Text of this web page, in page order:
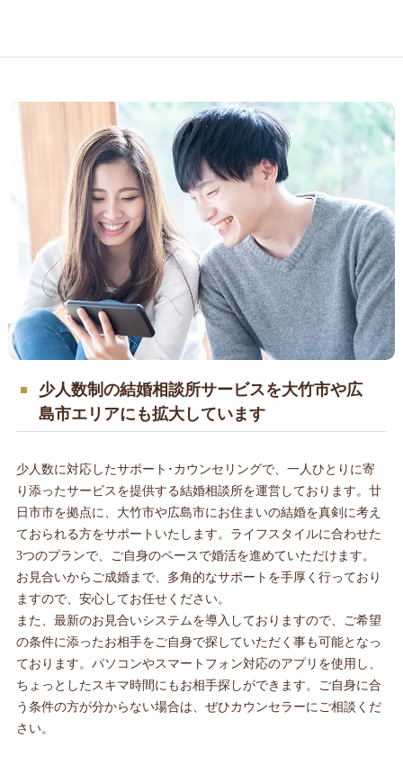
少人数制の結婚相談所サービスを大竹市や広
島市エリアにも拡大しています
少人数に対応したサポート･カウンセリングで、一人ひとりに寄
り添ったサービスを提供する結婚相談所を運営しております。廿
日市市を拠点に、大竹市や広島市にお住まいの結婚を真剣に考え
ておられる方をサポートいたします。ライフスタイルに合わせた
3つのプランで、ご自身のペースで婚活を進めていただけます。
お見合いからご成婚まで、多角的なサポートを手厚く行っており
ますので、安心してお任せください。
また、最新のお見合いシステムを導入しておりますので、ご希望
の条件に添ったお相手をご自身で探していただく事も可能となっ
ております。パソコンやスマートフォン対応のアプリを使用し、
ちょっとしたスキマ時間にもお相手探しができます。ご自身に合
う条件の方が分からない場合は、ぜひカウンセラーにご相談くだ
さい。